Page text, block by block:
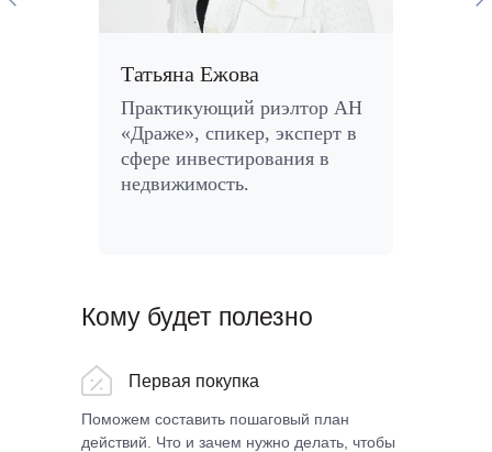
Татьяна Ежова
Практикующий риэлтор АН
«Драже», спикер, эксперт в
сфере инвестирования в
недвижимость.
Кому будет полезно
Первая покупка
Поможем составить пошаговый план
действий. Что и зачем нужно делать, чтобы